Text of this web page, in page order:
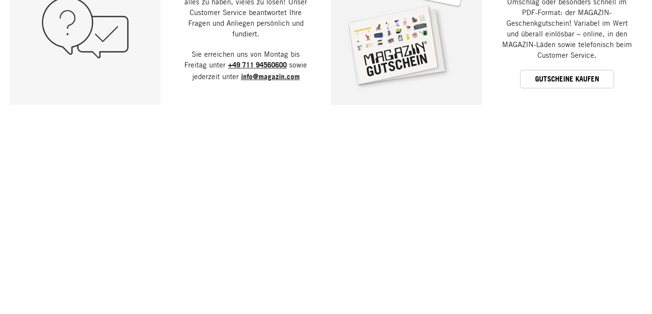
Customer Service beantwortet Ihre
Fragen und Anliegen persönlich und
fundiert.
Sie erreichen uns von Montag bis
Freitag unter +49 711 94560600 sowie
jederzeit unter info@magazin.com
PDF-Format: der MAGAZIN-
Geschenkgutschein! Variabel im Wert
und überall einlösbar – online, in den
MAGAZIN-Läden sowie telefonisch beim
Customer Service.
GUTSCHEINE KAUFEN